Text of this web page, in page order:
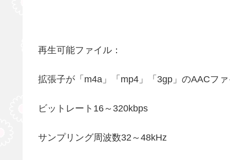
再生可能ファイル：
拡張子が「m4a」「mp4」「3gp」のAACフ
ビットレート16～320kbps
サンプリング周波数32～48kHz